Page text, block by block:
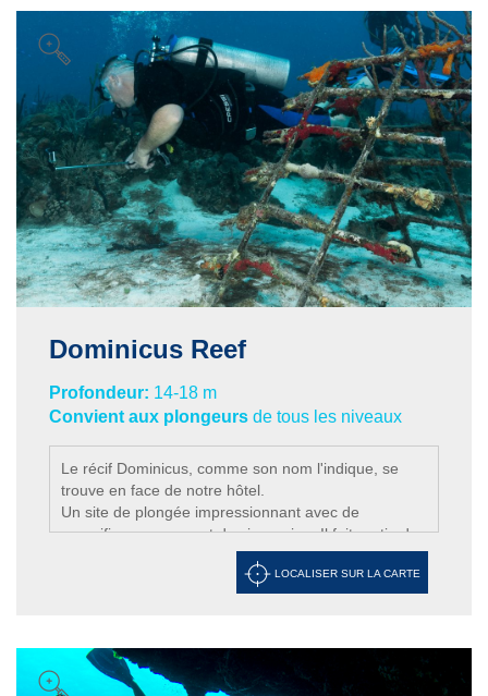
Dominicus Reef
Profondeur: 14-18 m
Convient aux plongeurs de tous les niveaux
Le récif Dominicus, comme son nom l'indique, se
trouve en face de notre hôtel.
Un site de plongée impressionnant avec de
magnifiques coraux et de vie marine. Il fait partie du
même récif qui part de Viva Shallow et qui continue
le long de la côte jusqu' à El Penon et Piscina
LOCALISER SUR LA CARTE